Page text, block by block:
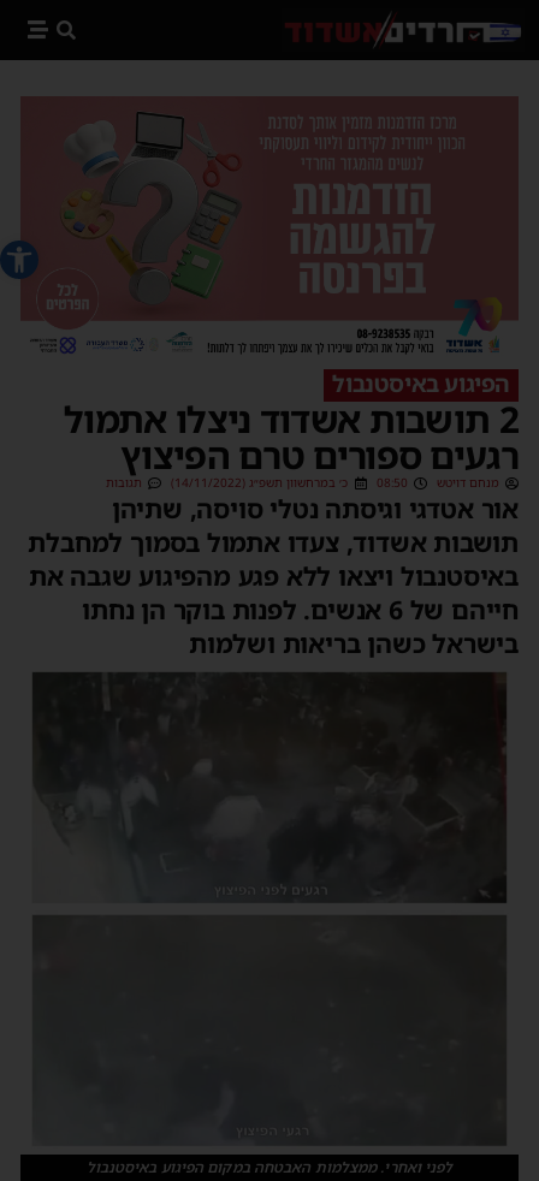
פתח
הפיגוע באיסטנבול
2 תושבות אשדוד ניצלו אתמול
רגעים ספורים טרם הפיצוץ
מנחם דויטש 08:50 כ׳ במרחשוון תשפ״ג (14/11/2022) תגובות
אור אטדגי וגיסתה נטלי סויסה, שתיהן
תושבות אשדוד, צעדו אתמול בסמוך למחבלת
באיסטנבול ויצאו ללא פגע מהפיגוע שגבה את
חייהם של 6 אנשים. לפנות בוקר הן נחתו
בישראל כשהן בריאות ושלמות
לפני ואחרי. ממצלמות האבטחה במקום הפיגוע באיסטנבול